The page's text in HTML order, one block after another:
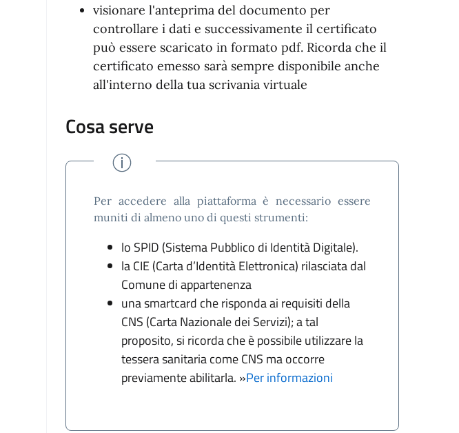
visionare l'anteprima del documento per
controllare i dati e successivamente il certificato
può essere scaricato in formato pdf. Ricorda che il
certificato emesso sarà sempre disponibile anche
all'interno della tua scrivania virtuale
Cosa serve
Per accedere alla piattaforma è necessario essere
muniti di almeno uno di questi strumenti:
lo SPID (Sistema Pubblico di Identità Digitale).
la CIE (Carta d’Identità Elettronica) rilasciata dal
Comune di appartenenza
una smartcard che risponda ai requisiti della
CNS (Carta Nazionale dei Servizi); a tal
proposito, si ricorda che è possibile utilizzare la
tessera sanitaria come CNS ma occorre
previamente abilitarla. »Per informazioni